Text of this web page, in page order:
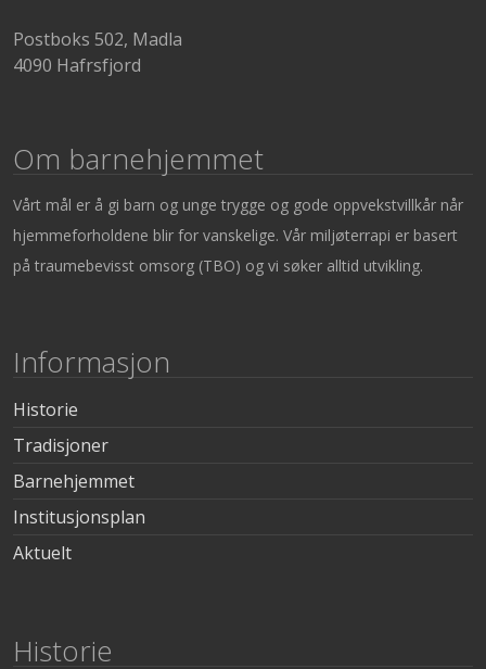
Postboks 502, Madla
4090 Hafrsfjord
Om barnehjemmet
Vårt mål er å gi barn og unge trygge og gode oppvekstvillkår når
hjemmeforholdene blir for vanskelige. Vår miljøterrapi er basert
på traumebevisst omsorg (TBO) og vi søker alltid utvikling.
Informasjon
Historie
Tradisjoner
Barnehjemmet
Institusjonsplan
Aktuelt
Historie